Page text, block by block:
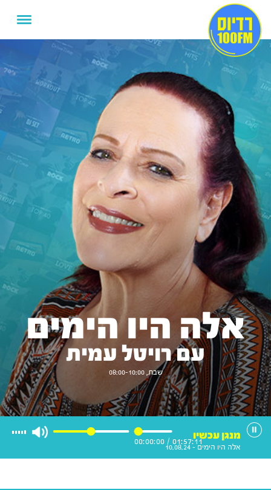
אלה היו הימים
עם רויטל עמית
שבת, 08:00-10:00
01:57:11
/
00:00:00
מנגן עכשיו
אלה היו הימים - 10.08.24